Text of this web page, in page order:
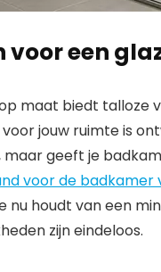
voor een
maat biedt talloze
jouw ruimte is
geeft je
voor de badkamer
nu houdt van een
zijn eindeloos.